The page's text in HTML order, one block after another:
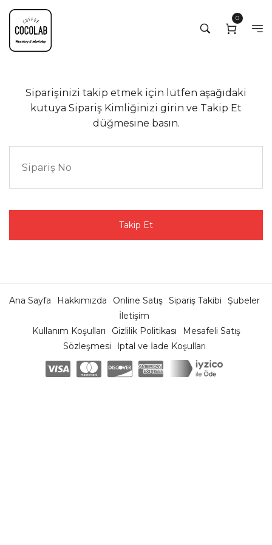
0
Siparişinizi takip etmek için lütfen aşağıdaki
kutuya Sipariş Kimliğinizi girin ve Takip Et
düğmesine basın.
Takip Et
Ana Sayfa Hakkımızda Online Satış Sipariş Takibi
Şubeler
İletişim
Kullanım Koşulları
Gizlilik Politikası
Mesafeli Satış
Sözleşmesi
İptal ve İade Koşulları